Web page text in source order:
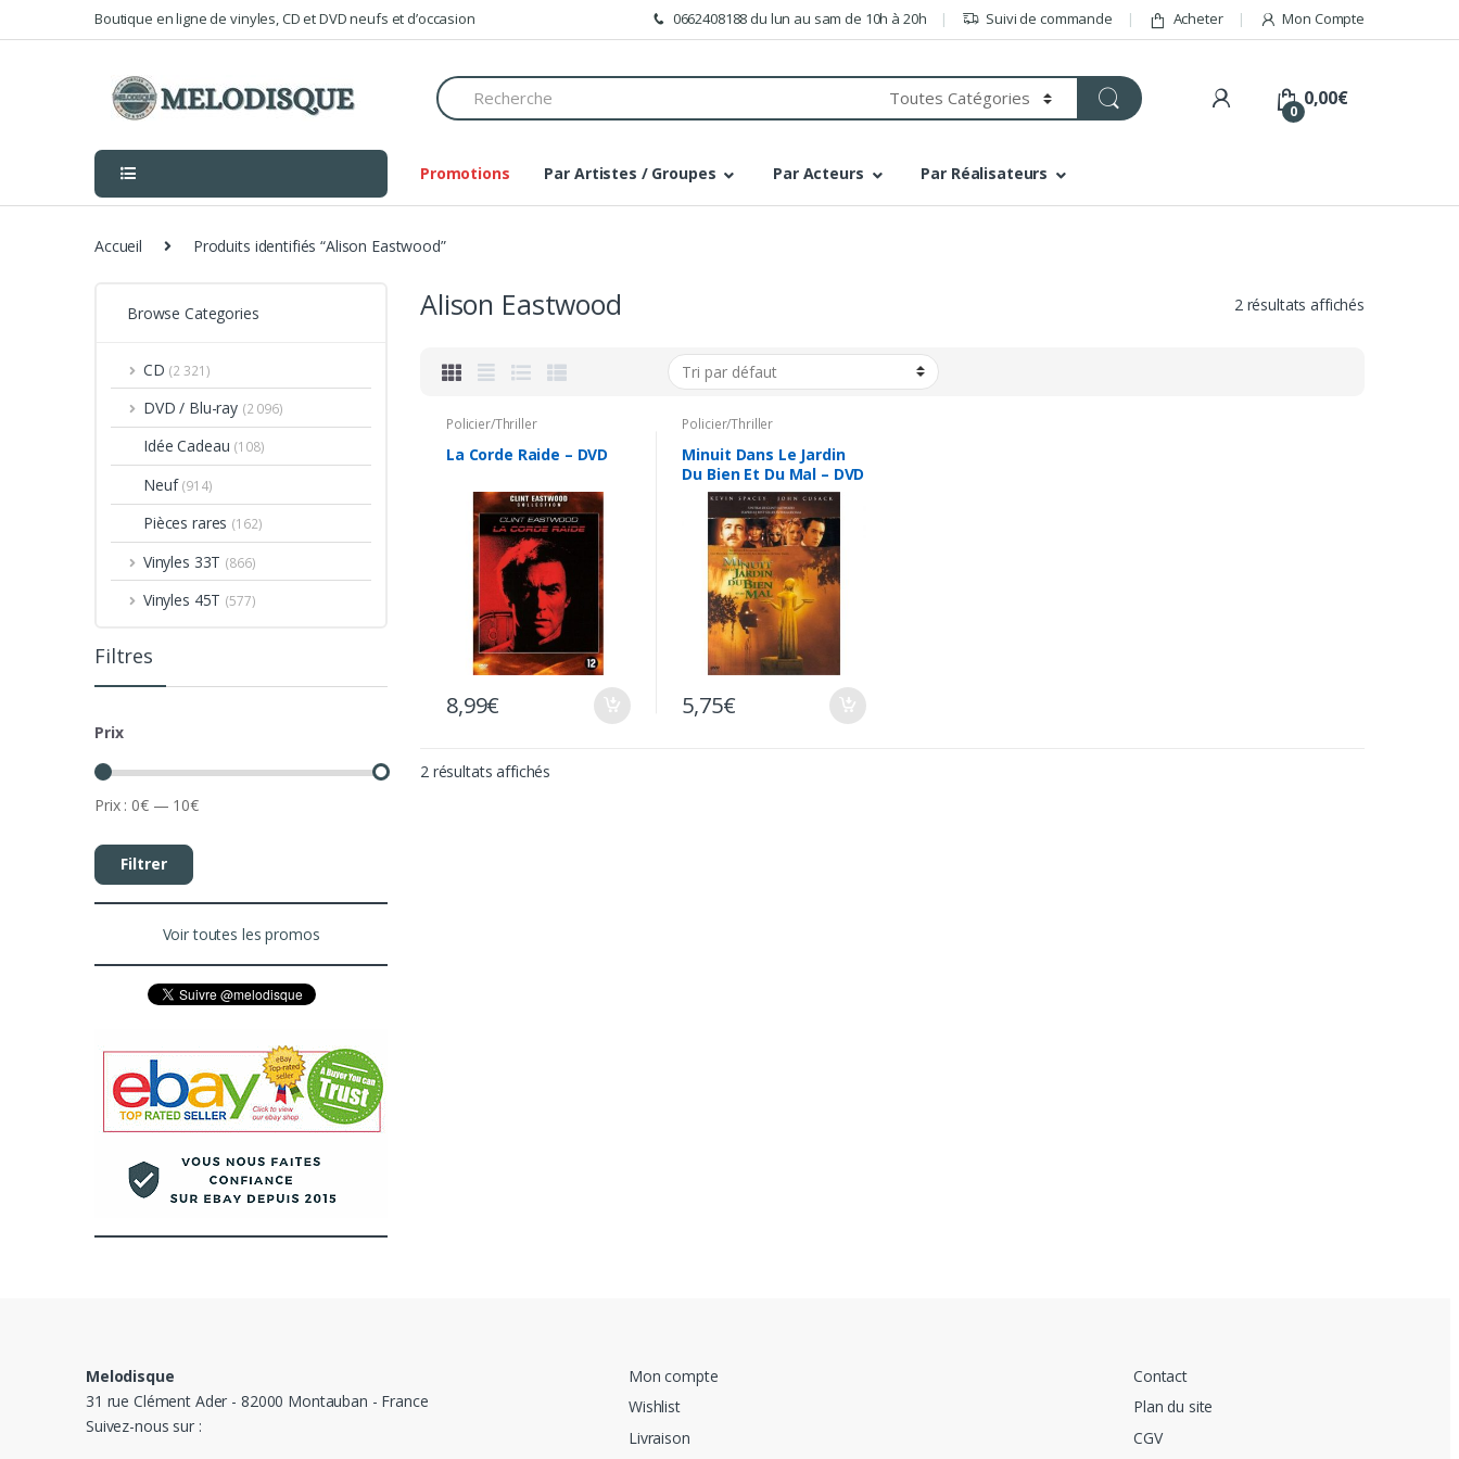
to
to
Boutique en ligne de vinyles, CD et DVD neufs et d’occasion 0662408188 du lun au sam de 10h à 20h Suivi de commande Acheter Mon Compte
Search
for:
0
0,00€
Promotions Par Artistes / Groupes Par Acteurs Par Réalisateurs
Accueil Produits identifiés “Alison Eastwood”
Alison Eastwood 2 résultats affichés
Policier/Thriller
La Corde Raide – DVD
8,99€
Policier/Thriller
Minuit Dans Le Jardin
Du Bien Et Du Mal – DVD
5,75€
2 résultats affichés
Browse Categories
CD (2 321)
DVD / Blu-ray (2 096)
Idée Cadeau (108)
Neuf (914)
Pièces rares (162)
Vinyles 33T (866)
Vinyles 45T (577)
Filtres
Prix
Filtrer
Prix : 0€— 10€
Voir toutes les promos
Melodisque
31 rue Clément Ader - 82000 Montauban - France
Suivez-nous sur :
Mon compte
Wishlist
Livraison
Contact
Plan du site
CGV